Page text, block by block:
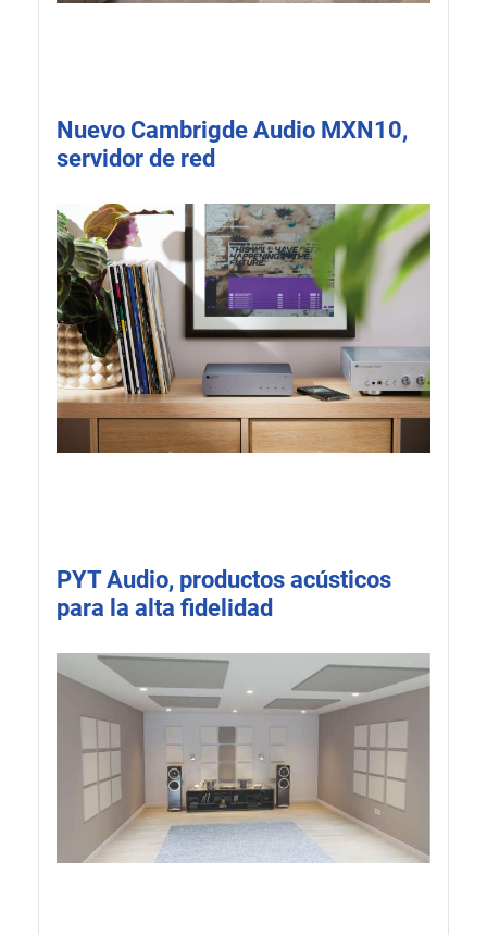
Nuevo Cambrigde Audio MXN10,
servidor de red
PYT Audio, productos acústicos
para la alta fidelidad